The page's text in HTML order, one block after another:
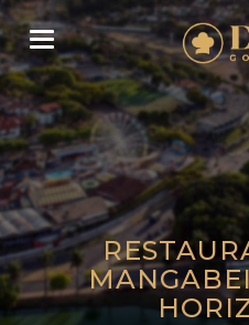
Toggle navigation